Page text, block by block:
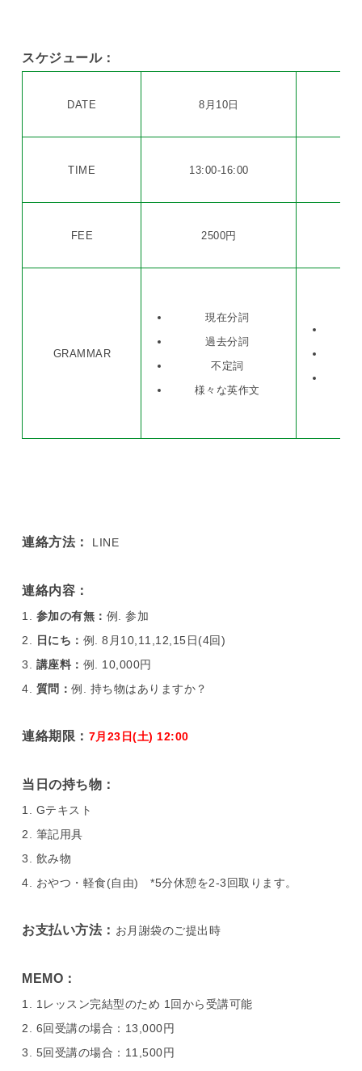
スケジュール：
DATE 8月10日
TIME 13:00-16:00
FEE 2500円
GRAMMAR
現在分詞
過去分詞
不定詞
様々な英作文
連絡方法： LINE
連絡内容：
参加の有無： 例. 参加
日にち： 例. 8月10,11,12,15日(4回)
講座料： 例. 10,000円
質問：例. 持ち物はありますか？
連絡期限： 7月23日(土) 12:00
当日の持ち物：
Gテキスト
筆記用具
飲み物
おやつ・軽食(自由) *5分休憩を2-3回取ります。
お支払い方法： お月謝袋のご提出時
MEMO：
1レッスン完結型のため 1回から受講可能
6回受講の場合：13,000円
5回受講の場合：11,500円